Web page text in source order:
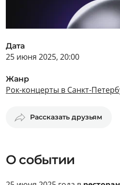
Дата
25 июня 2025, 20:00
Жанр
Рок-концерты в Санкт-
Рассказать друзьям
О событии